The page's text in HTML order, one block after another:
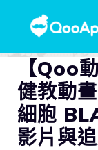
【Qoo
健教動
細胞
影片與